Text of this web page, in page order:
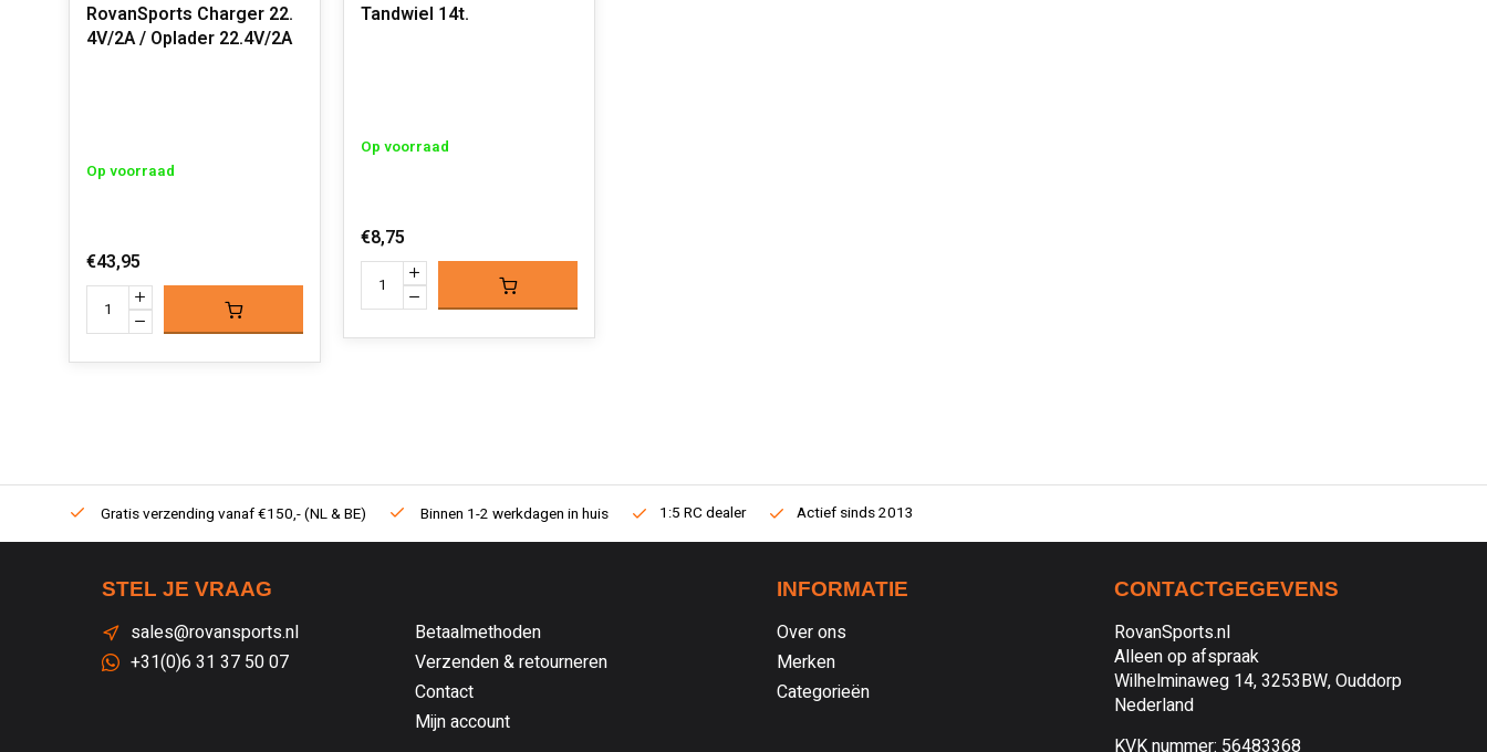
RovanSports Charger 22.
4V/2A / Oplader 22.4V/2A
Op voorraad
€43,95
Tandwiel 14t.
Op voorraad
€8,75
Gratis verzending vanaf €150,- (NL & BE) Binnen 1-2 werkdagen in huis 1:5 RC dealer Actief sinds 2013
STEL JE VRAAG
sales@rovansports.nl
+31(0)6 31 37 50 07
Betaalmethoden
Verzenden & retourneren
Contact
Mijn account
INFORMATIE
Over ons
Merken
Categorieën
CONTACTGEGEVENS
RovanSports.nl
Alleen op afspraak
Wilhelminaweg 14, 3253BW, Ouddorp
Nederland
KVK nummer: 56483368